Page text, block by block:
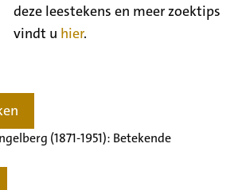
deze leestekens en meer zoektips
vindt u hier.
(1871-1951): Betekende